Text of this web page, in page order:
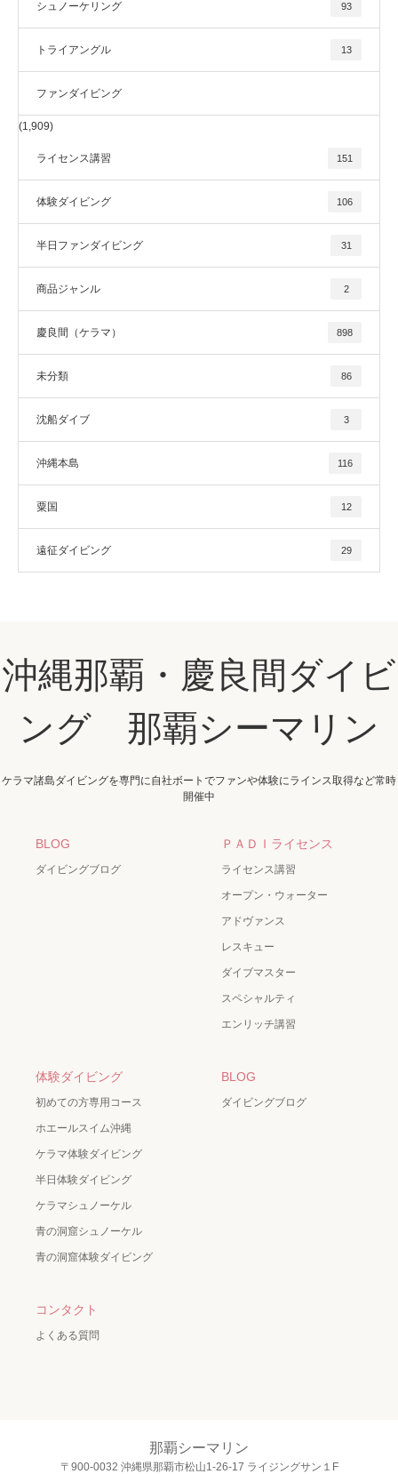
シュノーケリング 93
トライアングル 13
ファンダイビング
(1,909)
ライセンス講習 151
体験ダイビング 106
半日ファンダイビング 31
商品ジャンル 2
慶良間（ケラマ） 898
未分類 86
沈船ダイブ 3
沖縄本島 116
粟国 12
遠征ダイビング 29
沖縄那覇・慶良間ダイビ
ング 那覇シーマリン
ケラマ諸島ダイビングを専門に自社ボートでファンや体験にラインス取得など常時
開催中
BLOG
ダイビングブログ
ＰＡＤＩライセンス
ライセンス講習
オープン・ウォーター
アドヴァンス
レスキュー
ダイブマスター
スペシャルティ
エンリッチ講習
体験ダイビング
初めての方専用コース
ホエールスイム沖縄
ケラマ体験ダイビング
半日体験ダイビング
ケラマシュノーケル
青の洞窟シュノーケル
青の洞窟体験ダイビング
BLOG
ダイビングブログ
コンタクト
よくある質問
那覇シーマリン
〒900-0032 沖縄県那覇市松山1-26-17 ライジングサン１F